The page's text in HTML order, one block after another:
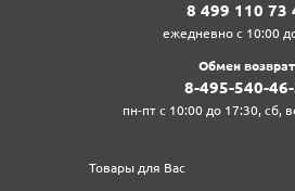
8‍ 4‍9‍9‍ 1‍1‍0‍ 7‍3‍
ежедневно с 10:00
Обмен
8‍-4‍9‍5‍-5‍4‍0‍-
пн-пт с 10:00 до 17:30, сб,
Товары для Вас